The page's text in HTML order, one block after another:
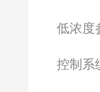
低浓度
控制系